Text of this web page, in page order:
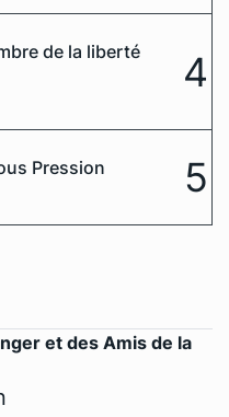
de la liberté
4
Pression 5
et des Amis de la